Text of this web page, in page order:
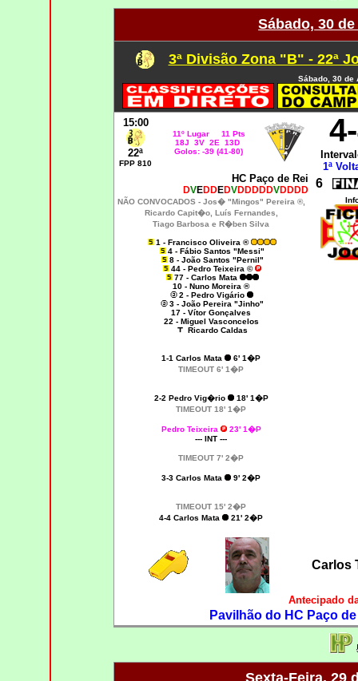
Sábado, 30
3ª Divisão Zona "B" - 22ª
Sábado, 30 de
15:00
22ª
FPP 810
11º Lugar 11 Pts
18J 3V 2E 13D
Golos: -39 (41-80)
1ª
HC Paço de Rei
DVEDDEDVDDDDDVDDDD 6
NÃO CONVOCADOS - Jos� "Mingos" Pereira ®,
Ricardo Capit�o, Luís Fernandes
Tiago Barbosa e R�ben Silva
1 - Francisco Oliveira ®
4 - Fábio Santos "Messi"
8 - João Santos "Pernil"
44 - Pedro Teixeira ©
77 - Carlos Mata
10 - Nuno Moreira ®
2 - Pedro Vigário
3 - João Pereira "Jinho"
17 - Vítor Gonçalves
22 - Miguel Vasconcelos
Ricardo Caldas
1-1 Carlos Mata
6' 1�P
TIMEOUT 6' 1�P
2-2 Pedro Vig�rio
18' 1�P
TIMEOUT 18' 1�P
Pedro Teixeira
23' 1�P
--- INT ---
TIMEOUT 7' 2�P
3-3 Carlos Mata 9' 2�P
TIMEOUT 15' 2�P
4-4 Carlos Mata
21' 2�P
Carlos
Antecipado
Pavilhão do HC Paço